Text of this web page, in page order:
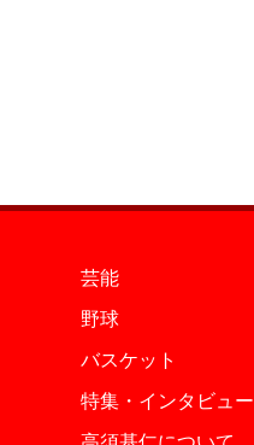
芸能
野球
バスケット
特集・インタビュー